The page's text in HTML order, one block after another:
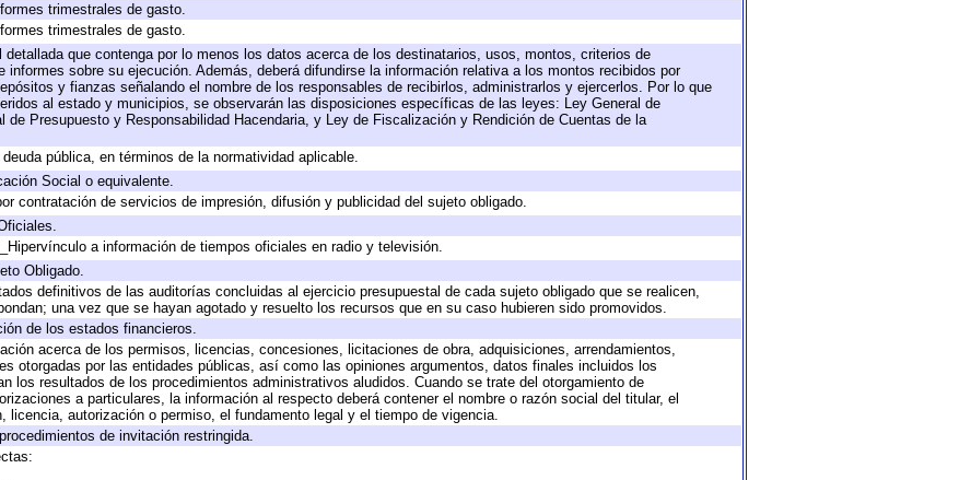
trimestrales de gasto.
trimestrales de gasto.
que contenga por lo menos los datos acerca de los destinatarios, usos, montos, criterios de
informes sobre su ejecución. Además, deberá difundirse la información relativa a los montos recibidos por
y fianzas señalando el nombre de los responsables de recibirlos, administrarlos y ejercerlos. Por lo que
al estado y municipios, se observarán las disposiciones específicas de las leyes: Ley General de
de Presupuesto y Responsabilidad Hacendaria, y Ley de Fiscalización y Rendición de Cuentas de la
pública, en términos de la normatividad aplicable.
Social o equivalente.
contratación de servicios de impresión, difusión y publicidad del sujeto obligado.
a información de tiempos oficiales en radio y televisión.
Obligado.
definitivos de las auditorías concluidas al ejercicio presupuestal de cada sujeto obligado que se realicen,
una vez que se hayan agotado y resuelto los recursos que en su caso hubieren sido promovidos.
de los estados financieros.
acerca de los permisos, licencias, concesiones, licitaciones de obra, adquisiciones, arrendamientos,
otorgadas por las entidades públicas, así como las opiniones argumentos, datos finales incluidos los
los resultados de los procedimientos administrativos aludidos. Cuando se trate del otorgamiento de
a particulares, la información al respecto deberá contener el nombre o razón social del titular, el
licencia, autorización o permiso, el fundamento legal y el tiempo de vigencia.
de invitación restringida.